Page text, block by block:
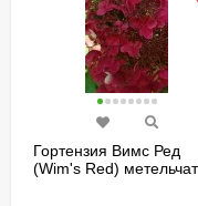
Гортензия Вимс Ред
(Wim's Red)